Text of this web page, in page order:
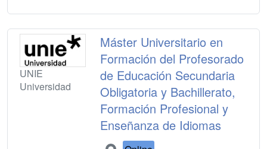
UNIE
Universidad
Máster Universitario en
Formación del Profesorado
de Educación Secundaria
Obligatoria y Bachillerato,
Formación Profesional y
Enseñanza de Idiomas